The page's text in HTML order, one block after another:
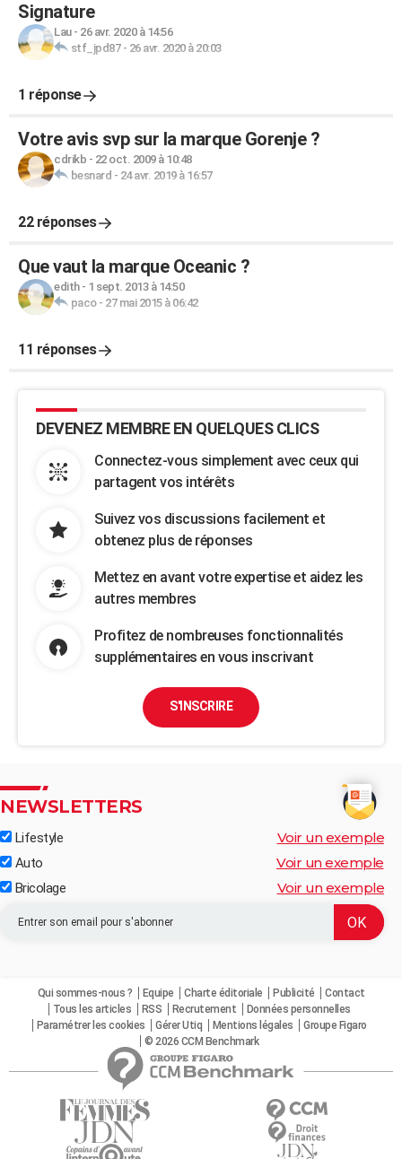
Signature
Lau- 26 avr. 2020 à 14:56
stf_jpd87- 26 avr. 2020 à 20:03
1 réponse
Votre avis svp sur la marque Gorenje ?
cdrikb - 22 oct. 2009 à 10:48
besnard - 24 avr. 2019 à 16:57
22 réponses
Que vaut la marque Oceanic ?
edith- 1 sept. 2013 à 14:50
paco- 27 mai 2015 à 06:42
11 réponses
DEVENEZ MEMBRE EN QUELQUES CLICS
Connectez-vous simplement avec ceux qui
partagent vos intérêts
Suivez vos discussions facilement et
obtenez plus de réponses
Mettez en avant votre expertise et aidez les
autres membres
Profitez de nombreuses fonctionnalités
supplémentaires en vous inscrivant
S'INSCRIRE
NEWSLETTERS
Lifestyle Voir un exemple
Auto Voir un exemple
Bricolage Voir un exemple
Qui sommes-nous ? Equipe Charte éditoriale Publicité
Contact
Tous les articles
RSS Recrutement
Données personnelles
Paramétrer les cookies
Gérer Utiq Mentions légales
Groupe Figaro
© 2026 CCM Benchmark